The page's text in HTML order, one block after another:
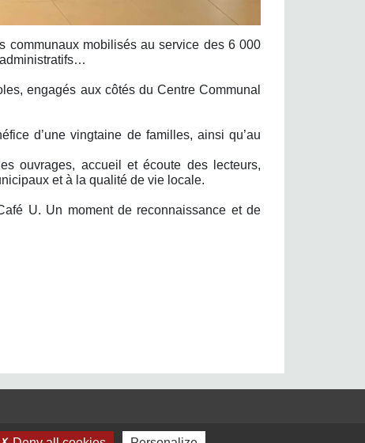
communaux mobilisés au service des 6 000
engagés aux côtés du Centre Communal
d’une vingtaine de familles, ainsi qu’au
ouvrages, accueil et écoute des lecteurs,
et à la qualité de vie locale.
U. Un moment de reconnaissance et de